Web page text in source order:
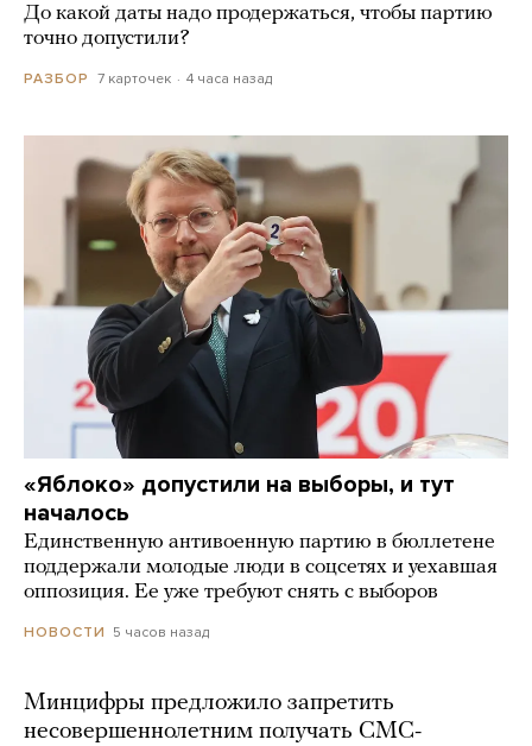
До какой даты надо продержаться, чтобы партию
точно допустили?
РАЗБОР 7 карточек 4 часа назад
«Яблоко» допустили на выборы, и тут
началось
Единственную антивоенную партию в бюллетене
поддержали молодые люди в соцсетях и уехавшая
оппозиция. Ее уже требуют снять с выборов
НОВОСТИ 5 часов назад
Минцифры предложило запретить
несовершеннолетним получать СМС-